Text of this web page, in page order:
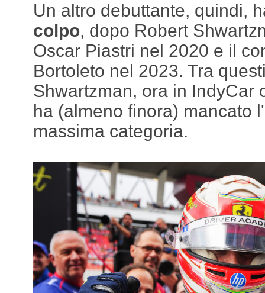
Un altro debuttante, quindi,
colpo, dopo Robert
Oscar Piastri nel 2020 e il
Bortoleto nel 2023. Tra
Shwartzman, ora in IndyCar
ha (almeno finora) mancato
massima categoria.